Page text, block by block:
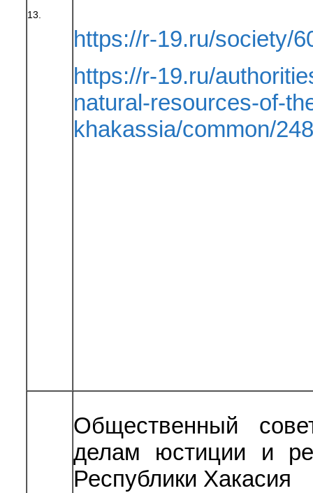
13.
https://r-19.ru/society/
https://r-19.ru/
natural-resources-of-
khakassia/common/
Общественный
делам юстиции и
Республики Хакасия